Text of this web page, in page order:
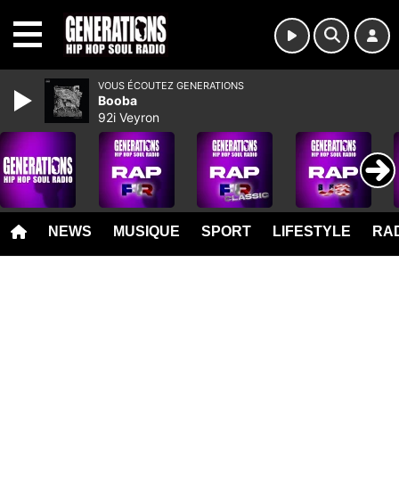
NEWS MUSIQUE SPORT LIFESTYLE
VOUS ÉCOUTEZ GENERATIONS
Booba
92i Veyron